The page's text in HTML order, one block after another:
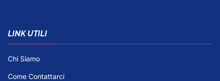
LINK UTILI
Chi Siamo
Come Contattarci